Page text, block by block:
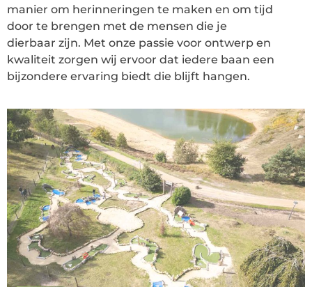
manier om herinneringen te maken en om tijd
door te brengen met de mensen die je
dierbaar zijn. Met onze passie voor ontwerp en
kwaliteit zorgen wij ervoor dat iedere baan een
bijzondere ervaring biedt die blijft hangen.